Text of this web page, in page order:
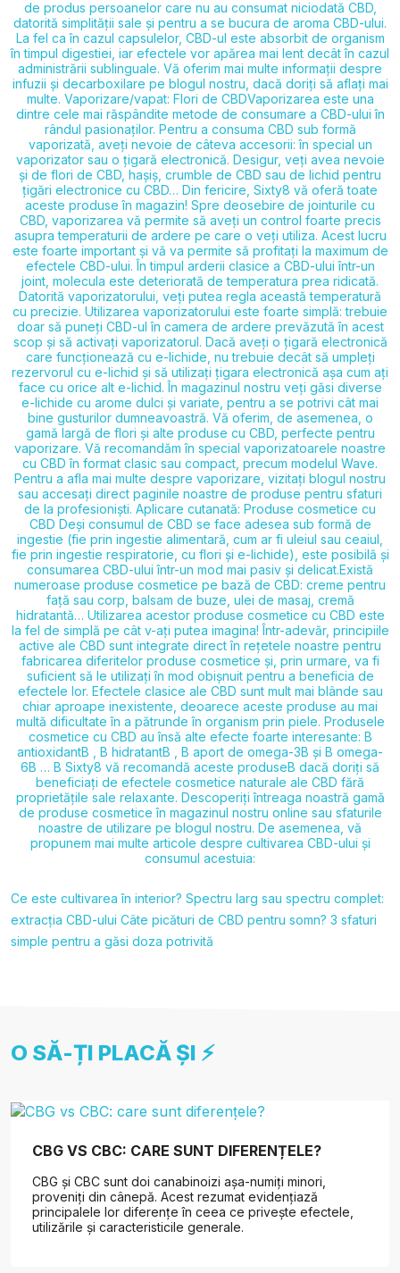
de produs persoanelor care nu au consumat niciodată CBD,
datorită simplității sale și pentru a se bucura de aroma CBD-ului.
La fel ca în cazul capsulelor, CBD-ul este absorbit de organism
în timpul digestiei, iar efectele vor apărea mai lent decât în cazul
administrării sublinguale. Vă oferim mai multe informații despre
infuzii și decarboxilare pe blogul nostru, dacă doriți să aflați mai
multe. Vaporizare/vapat: Flori de CBD​ Vaporizarea este una
dintre cele mai răspândite metode de consumare a CBD-ului în
rândul pasionaților. Pentru a consuma CBD sub formă
vaporizată, aveți nevoie de câteva accesorii: în special un
vaporizator sau o țigară electronică. Desigur, veți avea nevoie
și de flori de CBD, hașiș, crumble de CBD sau de lichid pentru
țigări electronice cu CBD… Din fericire, Sixty8 vă oferă toate
aceste produse în magazin! Spre deosebire de jointurile cu
CBD, vaporizarea vă permite să aveți un control foarte precis
asupra temperaturii de ardere pe care o veți utiliza. Acest lucru
este foarte important și vă va permite să profitați la maximum de
efectele CBD-ului. În timpul arderii clasice a CBD-ului într-un
joint, molecula este deteriorată de temperatura prea ridicată.
Datorită vaporizatorului, veți putea regla această temperatură
cu precizie. Utilizarea vaporizatorului este foarte simplă: trebuie
doar să puneți CBD-ul în camera de ardere prevăzută în acest
scop și să activați vaporizatorul. Dacă aveți o țigară electronică
care funcționează cu e-lichide, nu trebuie decât să umpleți
rezervorul cu e-lichid și să utilizați țigara electronică așa cum ați
face cu orice alt e-lichid. În magazinul nostru veți găsi diverse
e-lichide cu arome dulci și variate, pentru a se potrivi cât mai
bine gusturilor dumneavoastră. Vă oferim, de asemenea, o
gamă largă de flori și alte produse cu CBD, perfecte pentru
vaporizare. Vă recomandăm în special vaporizatoarele noastre
cu CBD în format clasic sau compact, precum modelul Wave.
Pentru a afla mai multe despre vaporizare, vizitați blogul nostru
sau accesați direct paginile noastre de produse pentru sfaturi
de la profesioniști. Aplicare cutanată: Produse cosmetice cu
CBD Deși consumul de CBD se face adesea sub formă de
ingestie (fie prin ingestie alimentară, cum ar fi uleiul sau ceaiul,
fie prin ingestie respiratorie, cu flori și e-lichide), este posibilă și
consumarea CBD-ului într-un mod mai pasiv și delicat.Există
numeroase produse cosmetice pe bază de CBD: creme pentru
față sau corp, balsam de buze, ulei de masaj, cremă
hidratantă… Utilizarea acestor produse cosmetice cu CBD este
la fel de simplă pe cât v-ați putea imagina! Într-adevăr, principiile
active ale CBD sunt integrate direct în rețetele noastre pentru
fabricarea diferitelor produse cosmetice și, prin urmare, va fi
suficient să le utilizați în mod obișnuit pentru a beneficia de
efectele lor. Efectele clasice ale CBD sunt mult mai blânde sau
chiar aproape inexistente, deoarece aceste produse au mai
multă dificultate în a pătrunde în organism prin piele. Produsele
cosmetice cu CBD au însă alte efecte foarte interesante: B
antioxidantB , B hidratantB , B aport de omega-3B și B omega-
6B … B Sixty8 vă recomandă aceste produseB dacă doriți să
beneficiați de efectele cosmetice naturale ale CBD fără
proprietățile sale relaxante. Descoperiți întreaga noastră gamă
de produse cosmeticeîn magazinul nostru online sau sfaturile
noastre de utilizare pe blogul nostru. De asemenea, vă
propunem mai multe articole despre cultivarea CBD-ului și
consumul acestuia:
Ce este cultivarea în interior? Spectru larg sau spectru complet:
extracția CBD-ului Câte picături de CBD pentru somn? 3 sfaturi
simple pentru a găsi doza potrivită
O SĂ-ȚI PLACĂ ȘI ⚡
CBG VS CBC: CARE SUNT DIFERENȚELE?
CBG și CBC sunt doi canabinoizi așa-numiți minori,
proveniți din cânepă. Acest rezumat evidențiază
principalele lor diferențe în ceea ce privește efectele,
utilizările și caracteristicile generale.